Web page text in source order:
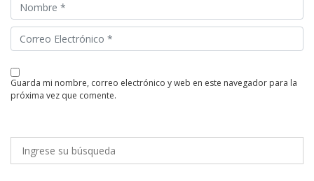
guarda mi nombre, correo electrónico y web en este navegador para la
próxima vez que comente.